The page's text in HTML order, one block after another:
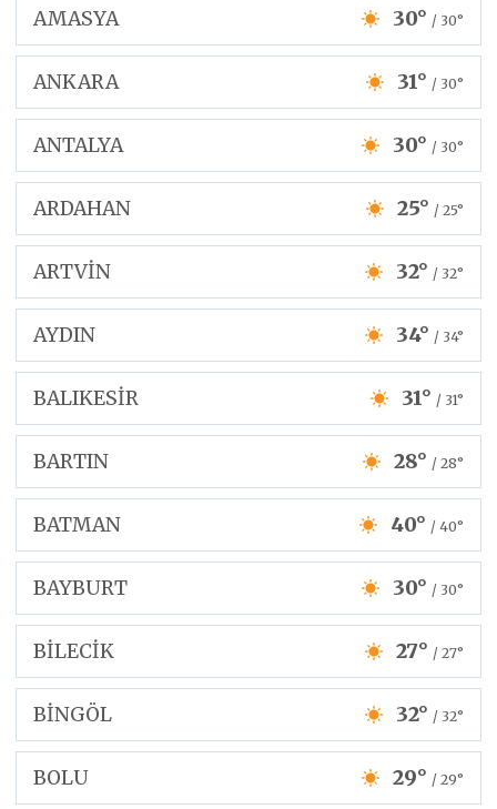
AMASYA 30° / 30°
ANKARA 31° / 30°
ANTALYA 30° / 30°
ARDAHAN 25° / 25°
ARTVİN 32° / 32°
AYDIN 34° / 34°
BALIKESİR 31° / 31°
BARTIN 28° / 28°
BATMAN 40° / 40°
BAYBURT 30° / 30°
BİLECİK 27° / 27°
BİNGÖL 32° / 32°
BOLU 29° / 29°